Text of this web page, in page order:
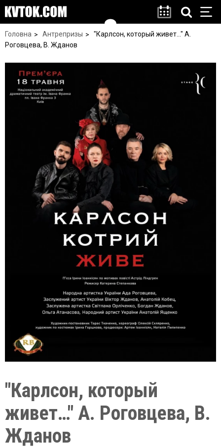
Головна Антрепризы
"Карлсон, который живет…" А.
Роговцева, В. Жданов
"Карлсон, который
живет…" А. Роговцева, В.
Жданов